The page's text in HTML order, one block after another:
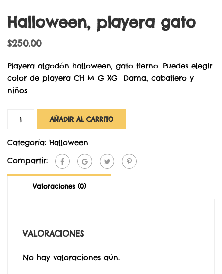
Halloween, playera gato
$250.00
Playera algodón halloween, gato tierno. Puedes elegir
color de playera CH M G XG Dama, caballero y
niños
Cantidad AÑADIR AL CARRITO
Categoría: Halloween
Compartir:
Valoraciones (0)
VALORACIONES
No hay valoraciones aún.